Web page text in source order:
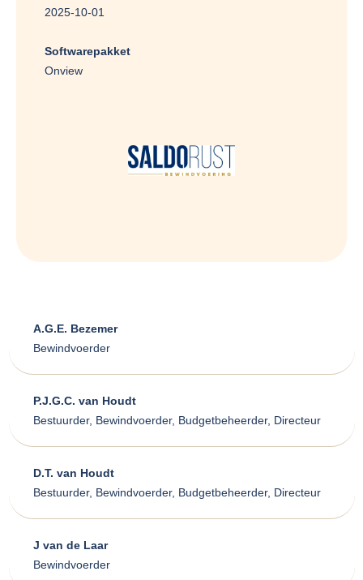
2025-10-01
Softwarepakket
Onview
A.G.E. Bezemer
Bewindvoerder
P.J.G.C. van Houdt
Bestuurder, Bewindvoerder, Budgetbeheerder, Directeur
D.T. van Houdt
Bestuurder, Bewindvoerder, Budgetbeheerder, Directeur
J van de Laar
Bewindvoerder